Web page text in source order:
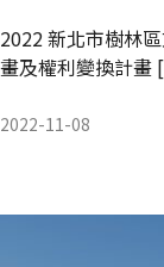
2022 新北市樹林
畫及權利變換計
2022-11-08